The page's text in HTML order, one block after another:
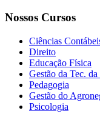
Nossos Cursos
Ciências
Direito
Educação Física
Gestão da Tec.
Pedagogia
Gestão do
Psicologia